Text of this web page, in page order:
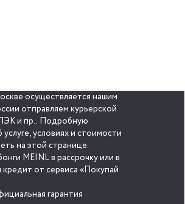
осуществляется нашим
отправляем курьерской
и пр.. Подробную
условиях и стоимости
на этой странице.
MEINL в рассрочку или в
от сервиса «Покупай
гарантия